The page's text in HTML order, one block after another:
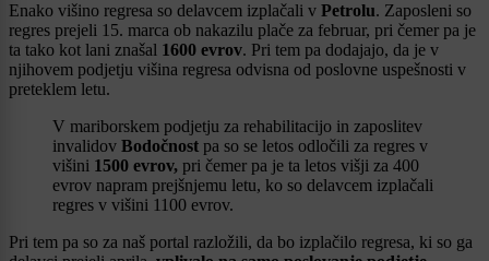
Enako višino regresa so delavcem izplačali v Petrolu. Zaposleni so
regres prejeli 15. marca ob nakazilu plače za februar, pri čemer pa je
ta tako kot lani znašal 1600 evrov. Pri tem pa dodajajo, da je v
njihovem podjetju višina regresa odvisna od poslovne uspešnosti v
preteklem letu.
V mariborskem podjetju za rehabilitacijo in zaposlitev
invalidov Bodočnost pa so se letos odločili za regres v
višini 1500 evrov, pri čemer pa je ta letos višji za 400
evrov napram prejšnjemu letu, ko so delavcem izplačali
regres v višini 1100 evrov.
Pri tem pa so za naš portal razložili, da bo izplačilo regresa, ki so ga